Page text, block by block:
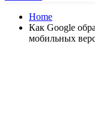
Home
Как Google
мобильных